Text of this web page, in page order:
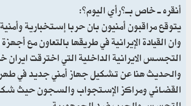
أنقره ـ خاص بـ”رأي اليوم”:
يتوقع مراقبون أمنيون بان حربا إستخبارية
وان القيادة الإيرانية في طريقها بالتعاون
التجسس الايرانية الداخلية التي اخترقت ايران
والحديث هنا عن تشكيل جهاز أمني جديد في
القضائي ومراكز الإستجواب والسجون حيث